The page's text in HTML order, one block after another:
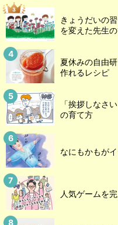
きょうだいの
を変えた先生
夏休みの自由
作れるレシピ
「挨拶しなさ
の育て方
なにもかもが
人気ゲームを